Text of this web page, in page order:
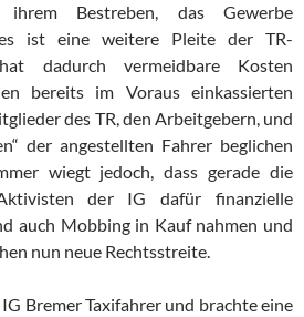
ihrem Bestre­ben, das Gewerbe
ist eine weitere Pleite der TR-
dadurch vermeidbare Kosten
bereits im Voraus einkassierten
des TR, den Arbeitgebern, und
der angestellten Fahrer beglichen
wiegt jedoch, dass gerade die
der IG dafür finanzielle
auch Mob­bing in Kauf nahmen und
nun neue Rechtsstreite.
Bremer Taxifahrer und brachte eine